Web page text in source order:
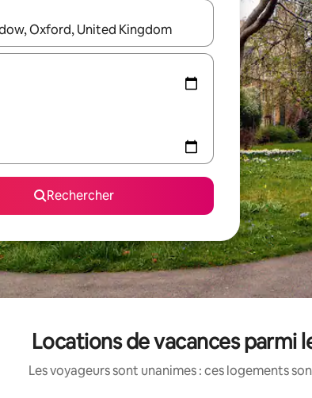
résultats s'affichent, utilisez les flèches vers le haut et vers
Rechercher
Locations de vacances parmi
Les voyageurs sont unanimes : ces logements